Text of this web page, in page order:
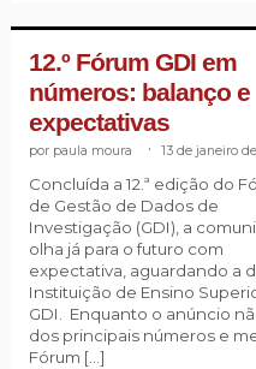
12.º Fórum GDI em
números: balanço e
expectativas
paula moura 13 de janeiro
Concluída a 12.ª edição do
de Gestão de Dados de
Investigação (GDI), a
olha já para o futuro com
expectativa, aguardando a
Instituição de Ensino
GDI. Enquanto o anúncio
dos principais números e
Fórum […]